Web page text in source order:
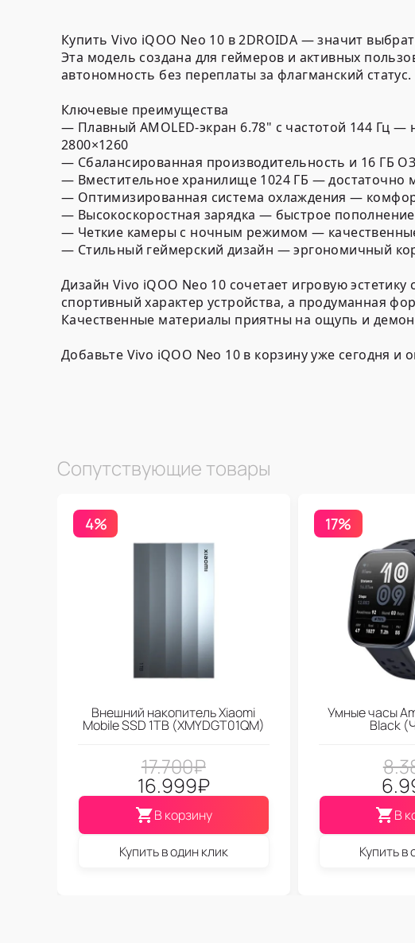
Купить Vivo iQOO Neo 10 в 2DROIDA — значит
Эта модель создана для геймеров и активных
автономность без переплаты за флагманский статус.
Ключевые преимущества
— Плавный AMOLED-экран 6.78" с частотой 144 Гц
2800×1260
— Сбалансированная производительность и 16 ГБ
— Вместительное хранилище 1024 ГБ — достаточно
— Оптимизированная система охлаждения —
— Высокоскоростная зарядка — быстрое
— Четкие камеры с ночным режимом —
— Стильный геймерский дизайн — эргономичный
Дизайн Vivo iQOO Neo 10 сочетает игровую
спортивный характер устройства, а продуманная
Качественные материалы приятны на ощупь и
Добавьте Vivo iQOO Neo 10 в корзину уже сегодня
Сопутствующие товары
4%
Внешний накопитель Xiaomi
Mobile SSD 1TB (XMYDGT01QM)
17.700₽
16.999₽
В корзину
Купить в один клик
17%
Умные часы
Black
В
Купить в